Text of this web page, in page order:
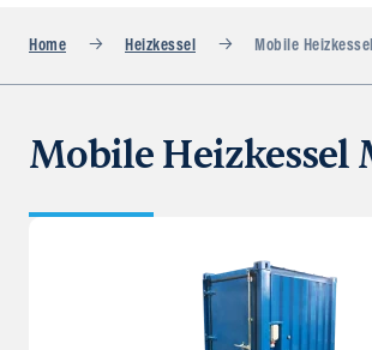
Home Heizkessel Mobile Heizkessel
Mobile Heizkessel